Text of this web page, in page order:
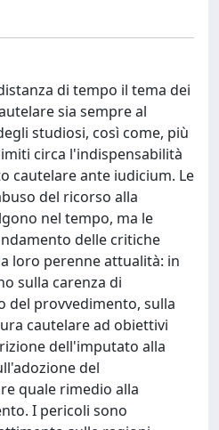
di tempo il tema dei
sia sempre al
studiosi, così come, più
circa l'indispensabilità
cautelare ante iudicium. Le
del ricorso alla
nel tempo, ma le
delle critiche
loro perenne attualità: in
sulla carenza di
del provvedimento, sulla
cautelare ad obiettivi
dell'imputato alla
del
quale rimedio alla
I pericoli sono